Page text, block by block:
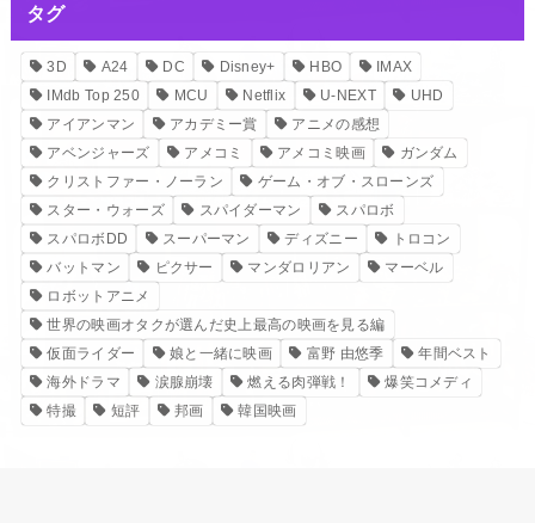
タグ
3D A24 DC Disney+ HBO
IMAX
IMdb Top 250
MCU Netflix U-NEXT
UHD
アイアンマン
アカデミー賞
アニメの感想
アベンジャーズ
アメコミ アメコミ映画
ガンダム
クリストファー・ノーラン
ゲーム・オブ・スローンズ
スター・ウォーズ
スパイダーマン
スパロボ
スパロボDD
スーパーマン ディズニー
トロコン
バットマン
ピクサー マンダロリアン
マーベル
ロボットアニメ
世界の映画オタクが選んだ史上最高の映画を見る編
仮面ライダー
娘と一緒に映画 富野 由悠季
年間ベスト
海外ドラマ
涙腺崩壊 燃える肉弾戦！
爆笑コメディ
特撮
短評 邦画 韓国映画